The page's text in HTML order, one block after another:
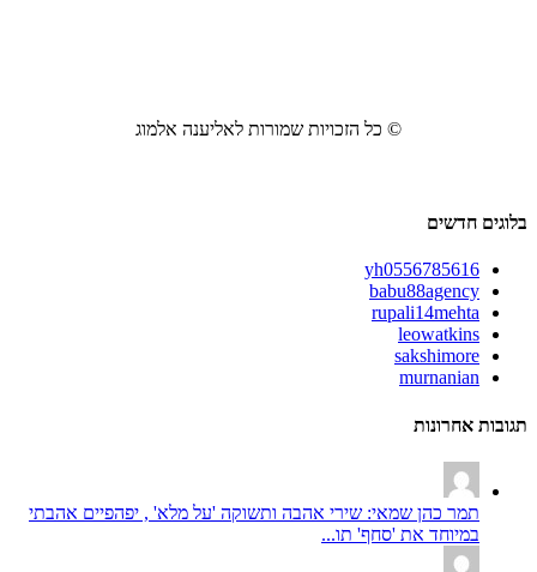
© כל הזכויות שמורות לאליענה אלמוג
בלוגים חדשים
yh0556785616
babu88agency
rupali14mehta
leowatkins
sakshimore
murnanian
תגובות אחרונות
תמר כהן שמאי: שירי אהבה ותשוקה 'על מלא' , יפהפיים אהבתי
במיוחד את 'סחף' תו...